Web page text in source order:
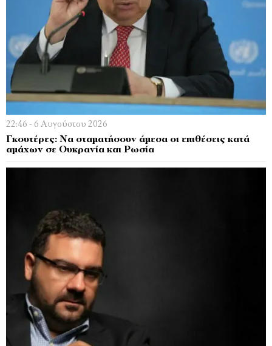
22:46 - 6 Αυγούστου 2026
Γκουτέρες: Να σταματήσουν άμεσα οι επιθέσεις κατά
αμάχων σε Ουκρανία και Ρωσία